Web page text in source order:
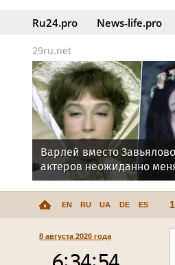
Ru24.pro News‑life.pro
29ru.net
Варлей вместо
актеров неожиданно
съемках
EN RU UA DE ES
8 августа 2026 года